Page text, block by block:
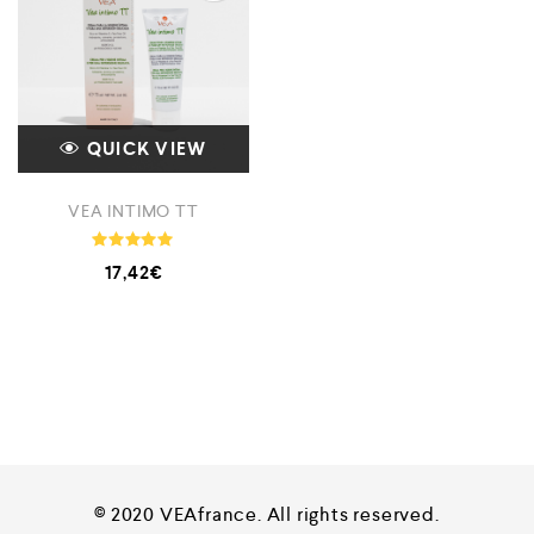
QUICK VIEW
VEA INTIMO TT
5.00
17,42€
© 2020 VEAfrance. All rights reserved.